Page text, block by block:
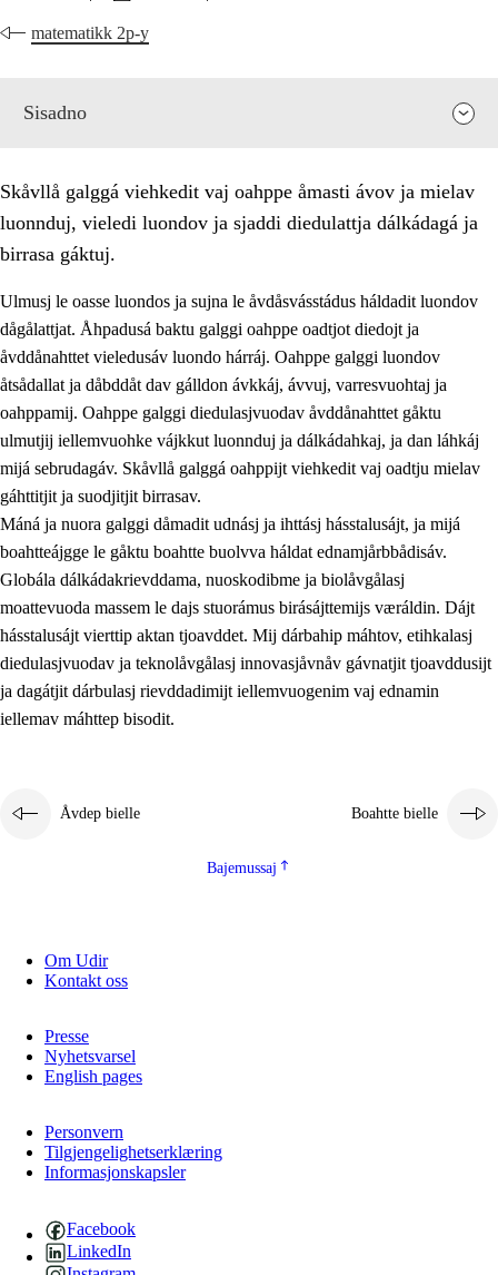
matematikk 2p-y
Sisadno
1. Åhpadusá árvvovuodo
1.1 Almasjárvvo
1.2 Identitiehtta ja kultuvralasj moattevuohta
1.3 Lájttális ájádallam ja estetihkalasj diedulasjvuohta
1.4 Dahkamávvo, berustibme ja diehtemvájnogisvuohta
1.5 Vieledus luonnduj ja birásdiedulasjvuohta
1.6 Demokratijja ja oassálasstem
Skåvllå galggá viehkedit vaj oahppe åmasti ávov ja mielav
luonnduj, vieledi luondov ja sjaddi diedulattja dálkádagá ja
birrasa gáktuj.
Ulmusj le oasse luondos ja sujna le åvdåsvásstádus háldadit luondov
dågålattjat. Åhpadusá baktu galggi oahppe oadtjot diedojt ja
åvddånahttet vieledusáv luondo hárráj. Oahppe galggi luondov
åtsådallat ja dåbddåt dav gálldon ávkkáj, ávvuj, varresvuohtaj ja
oahppamij. Oahppe galggi diedulasjvuodav åvddånahttet gåktu
ulmutjij iellemvuohke vájkkut luonnduj ja dálkádahkaj, ja dan láhkáj
mijá sebrudagáv. Skåvllå galggá oahppijt viehkedit vaj oadtju mielav
gáhttitjit ja suodjitjit birrasav.
Máná ja nuora galggi dåmadit udnásj ja ihttásj hásstalusájt, ja mijá
boahtteájgge le gåktu boahtte buolvva háldat ednamjårbbådisáv.
Globála dálkádakrievddama, nuoskodibme ja biolåvgålasj
moattevuoda massem le dajs stuorámus birásájttemijs væráldin. Dájt
hásstalusájt vierttip aktan tjoavddet. Mij dárbahip máhtov, etihkalasj
diedulasjvuodav ja teknolåvgålasj innovasjåvnåv gávnatjit tjoavddusijt
ja dagátjit dárbulasj rievddadimijt iellemvuogenim vaj ednamin
iellemav máhttep bisodit.
Åvdep bielle Boahtte bielle
Bajemussaj
Om Udir
Kontakt oss
Presse
Nyhetsvarsel
English pages
Personvern
Tilgjengelighetserklæring
Informasjonskapsler
Facebook
LinkedIn